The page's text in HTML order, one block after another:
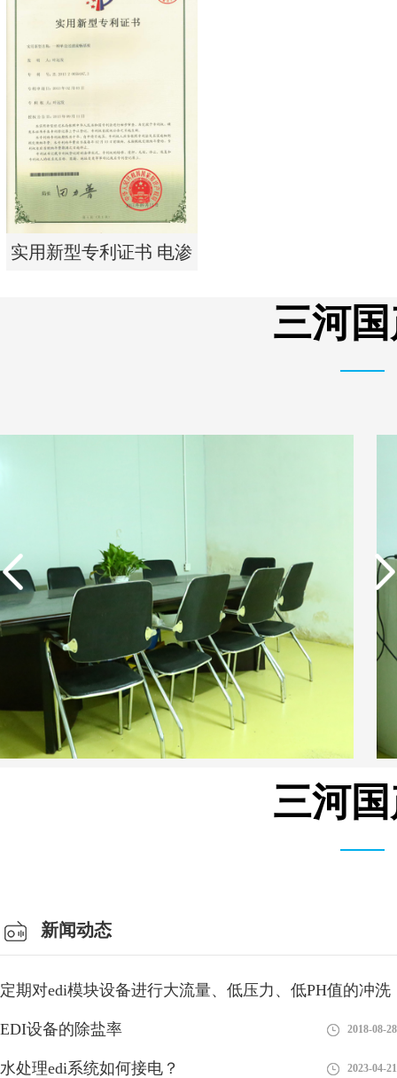
实用新型专利证书 电渗
三河
三河
新闻动态
定期对edi模块设备进行大流量、低压力、低PH值的冲洗
有利 2018-08-28
EDI设备的除盐率 2018-08-28
水处理edi系统如何接电？ 2023-04-21